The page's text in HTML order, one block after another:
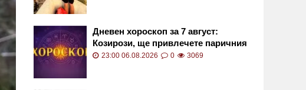
Дневен хороскоп за 7 август:
Козирози, ще привлечете паричния
поток към вас!
23:00 06.08.2026 0 3069